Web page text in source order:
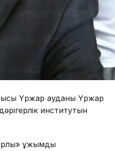
Үржар ауданы Үржар
институтын
ұжымдық